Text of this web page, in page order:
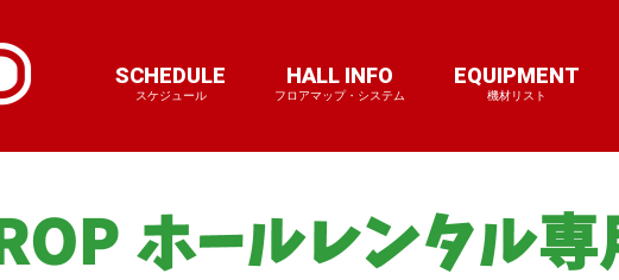
SCHEDULE
スケジュール
HALL INFO
フロアマップ・システム
EQUIPMENT
機材リスト